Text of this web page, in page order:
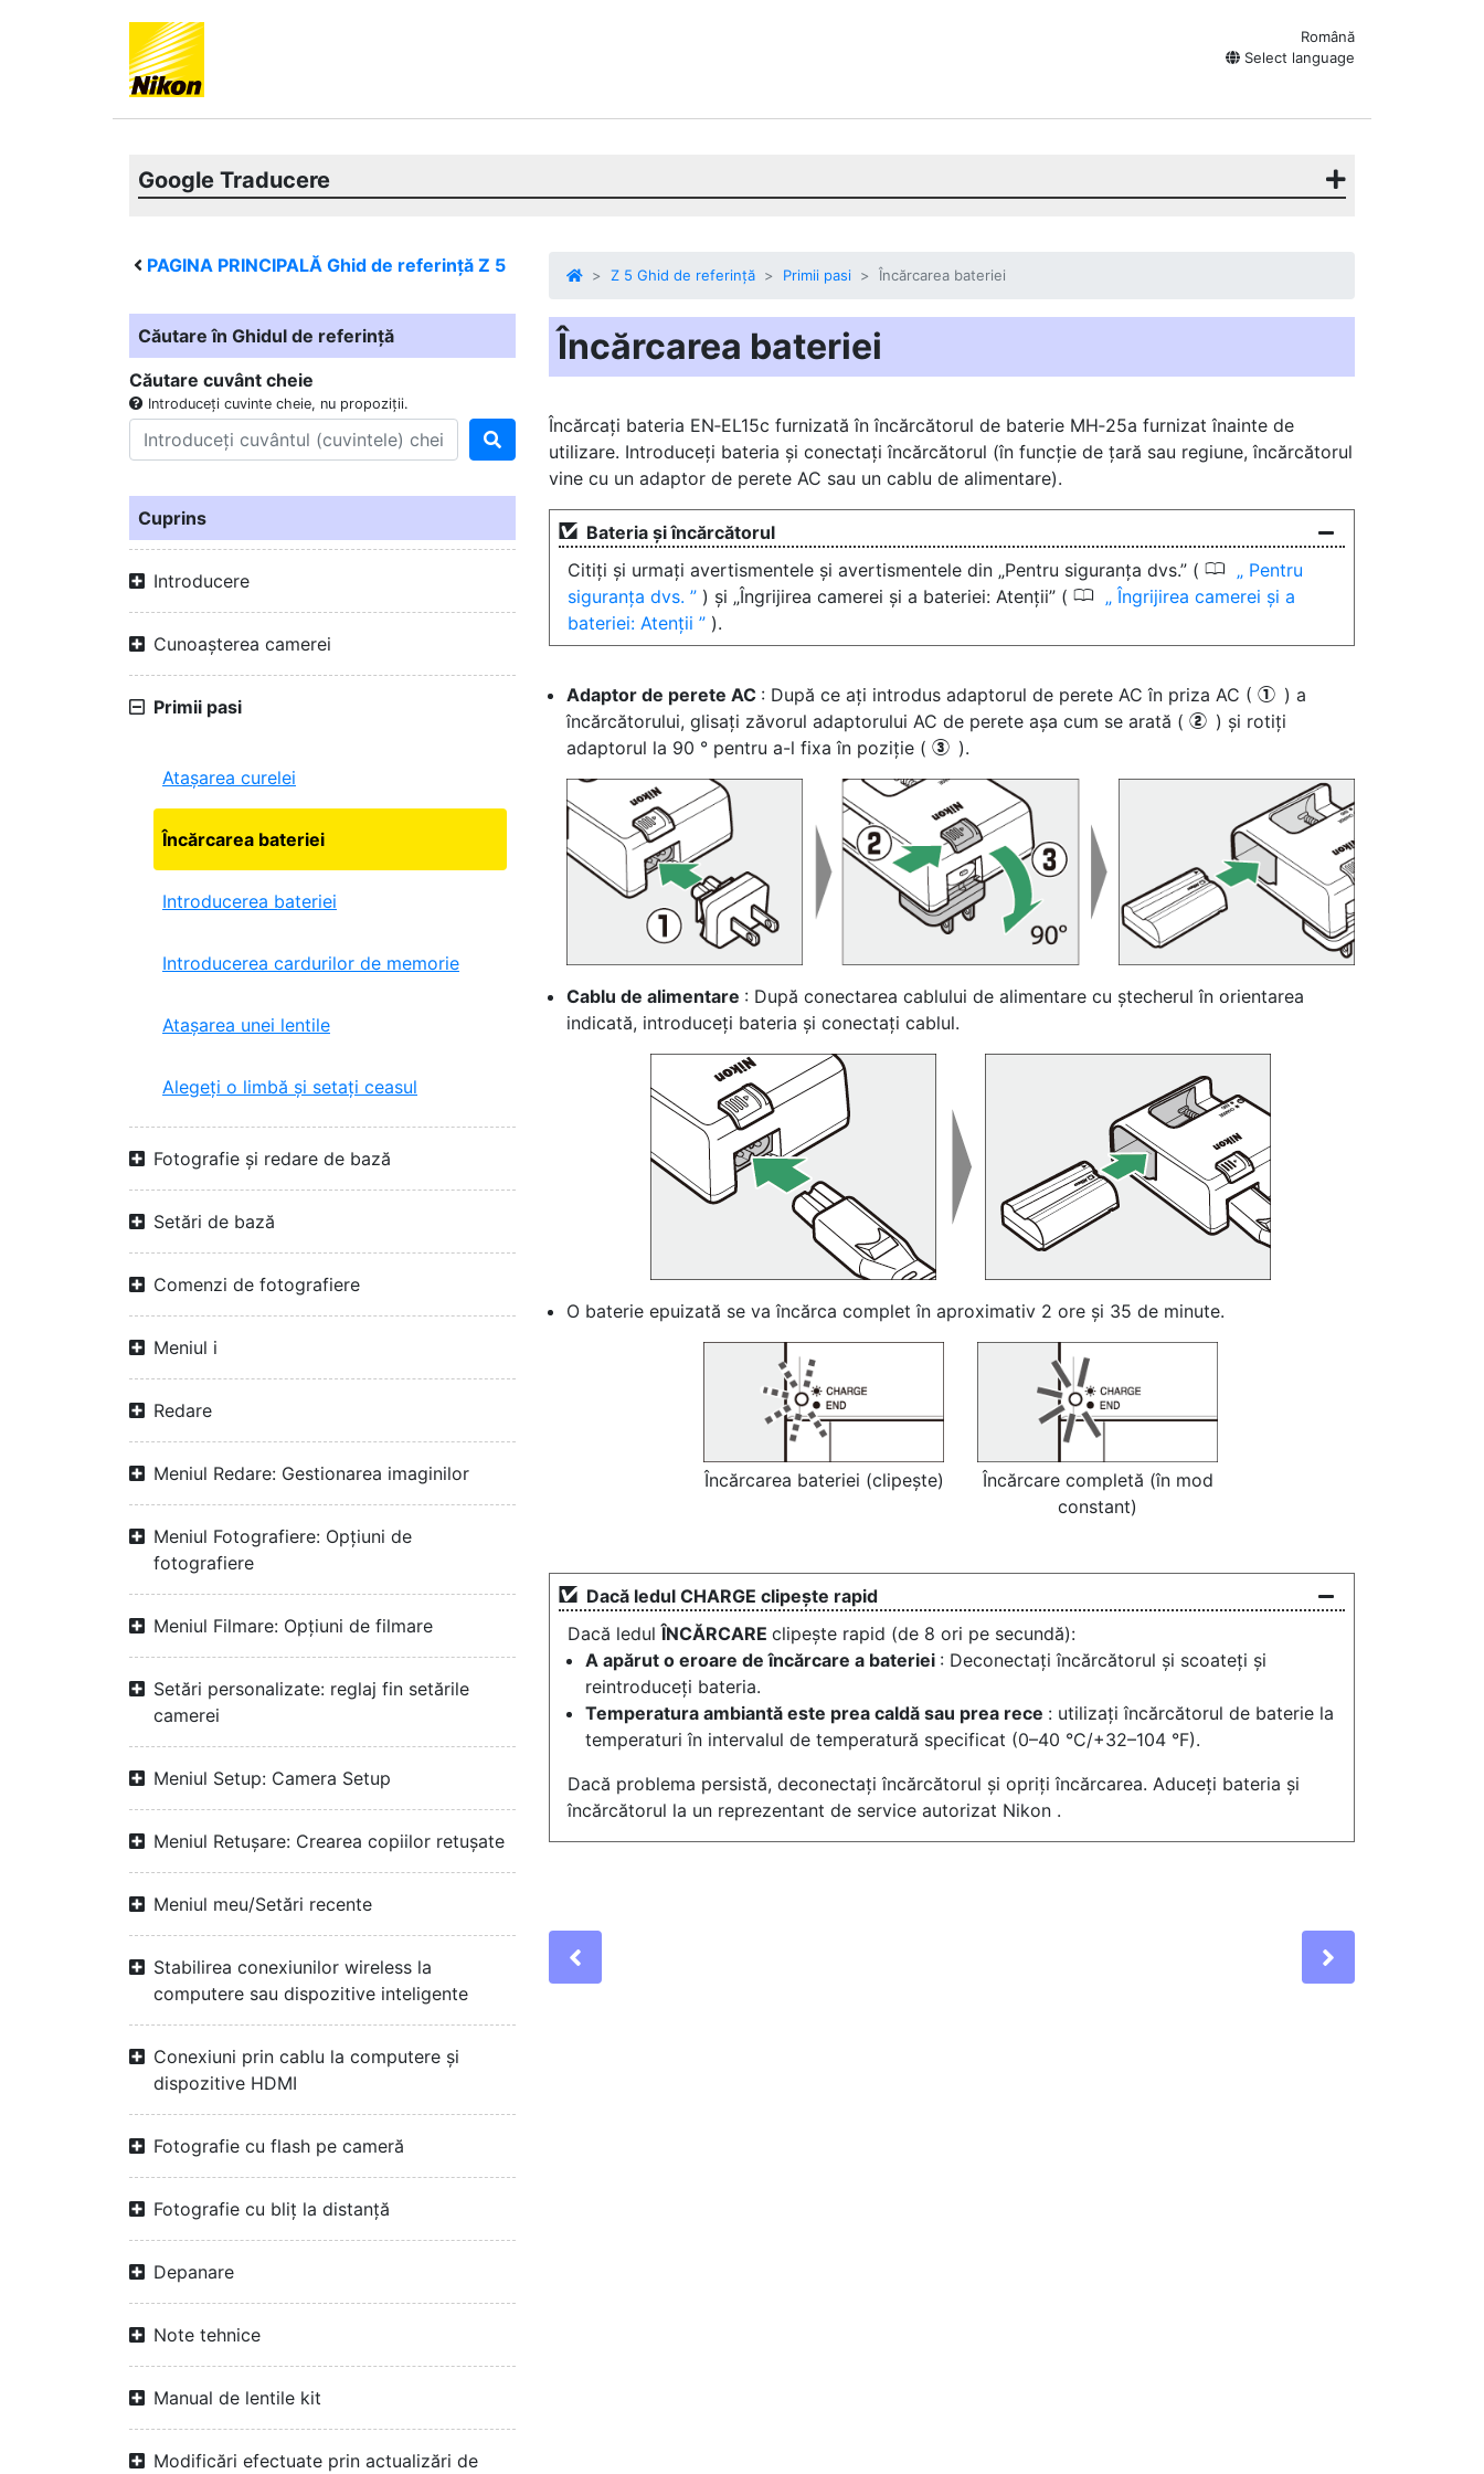
Română
Select language
Google Traducere
PAGINA PRINCIPALĂ Ghid de referință Z 5
Căutare în Ghidul de referință
Căutare cuvânt cheie
Introduceți cuvinte cheie, nu propoziții.
Cuprins
Introducere
Cunoașterea camerei
Primii pasi
Atașarea curelei
Încărcarea bateriei
Introducerea bateriei
Introducerea cardurilor de memorie
Atașarea unei lentile
Alegeți o limbă și setați ceasul
Fotografie și redare de bază
Setări de bază
Comenzi de fotografiere
Meniul i
Redare
Meniul Redare: Gestionarea imaginilor
Meniul Fotografiere: Opțiuni de
fotografiere
Meniul Filmare: Opțiuni de filmare
Setări personalizate: reglaj fin setările
camerei
Meniul Setup: Camera Setup
Meniul Retușare: Crearea copiilor retuşate
Meniul meu/Setări recente
Stabilirea conexiunilor wireless la
computere sau dispozitive inteligente
Conexiuni prin cablu la computere și
dispozitive HDMI
Fotografie cu flash pe cameră
Fotografie cu bliț la distanță
Depanare
Note tehnice
Manual de lentile kit
Modificări efectuate prin actualizări de
Z 5 Ghid de referință Primii pasi Încărcarea bateriei
Încărcarea bateriei
Încărcați bateria EN‑EL15c furnizată în încărcătorul de baterie MH‑25a furnizat înainte de
utilizare. Introduceți bateria și conectați încărcătorul (în funcție de țară sau regiune, încărcătorul
vine cu un adaptor de perete AC sau un cablu de alimentare).
Bateria și încărcătorul
Citiți și urmați avertismentele și avertismentele din „Pentru siguranța dvs.” ( 0
Pentru
siguranța dvs.
) și „Îngrijirea camerei și a bateriei: Atenții” ( 0
Îngrijirea camerei și a
bateriei: Atenții
).
Adaptor de perete AC : După ce ați introdus adaptorul de perete AC în priza AC ( q ) a
încărcătorului, glisați zăvorul adaptorului AC de perete așa cum se arată ( w ) și rotiți
adaptorul la 90 ° pentru a-l fixa în poziție ( e ).
Cablu de alimentare : După conectarea cablului de alimentare cu ștecherul în orientarea
indicată, introduceți bateria și conectați cablul.
O baterie epuizată se va încărca complet în aproximativ 2 ore și 35 de minute.
Încărcarea bateriei (clipește)
Încărcare completă (în mod
constant)
Dacă ledul CHARGE clipește rapid
Dacă ledulÎNCĂRCARE clipește rapid (de 8 ori pe secundă):
A apărut o eroare de încărcare a bateriei : Deconectați încărcătorul și scoateți și
reintroduceți bateria.
Temperatura ambiantă este prea caldă sau prea rece : utilizați încărcătorul de baterie la
temperaturi în intervalul de temperatură specificat (0–40 °C/+32–104 °F).
Dacă problema persistă, deconectați încărcătorul și opriți încărcarea. Aduceți bateria și
încărcătorul la un reprezentant de service autorizat Nikon .